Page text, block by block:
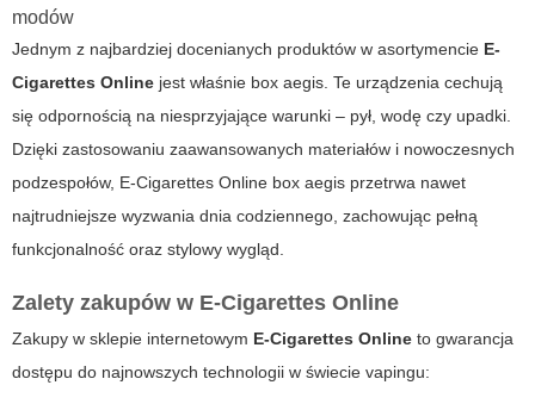
modów
Jednym z najbardziej docenianych produktów w asortymencie E-
Cigarettes Online jest właśnie box aegis. Te urządzenia cechują
się odpornością na niesprzyjające warunki – pył, wodę czy upadki.
Dzięki zastosowaniu zaawansowanych materiałów i nowoczesnych
podzespołów, E-Cigarettes Online box aegis przetrwa nawet
najtrudniejsze wyzwania dnia codziennego, zachowując pełną
funkcjonalność oraz stylowy wygląd.
Zalety zakupów w E-Cigarettes Online
Zakupy w sklepie internetowym E-Cigarettes Online to gwarancja
dostępu do najnowszych technologii w świecie vapingu: